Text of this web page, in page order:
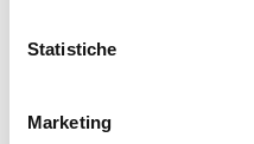
Statistiche
Marketing